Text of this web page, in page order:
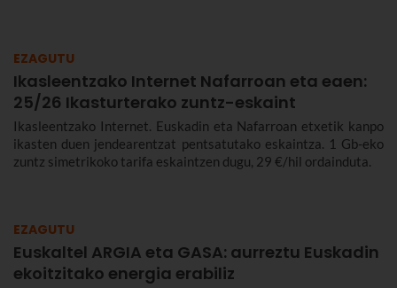
EZAGUTU
Ikasleentzako Internet Nafarroan eta eaen:
25/26 Ikasturterako zuntz-eskaint
Ikasleentzako Internet. Euskadin eta Nafarroan etxetik kanpo
ikasten duen jendearentzat pentsatutako eskaintza. 1 Gb-eko
zuntz simetrikoko tarifa eskaintzen dugu, 29 €/hil ordainduta.
EZAGUTU
Euskaltel ARGIA eta GASA: aurreztu Euskadin
ekoitzitako energia erabiliz